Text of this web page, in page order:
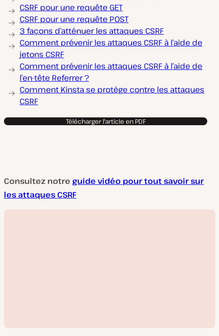
CSRF pour une requête GET
CSRF pour une requête POST
3 façons d’atténuer les attaques CSRF
Comment prévenir les attaques CSRF à l’aide de
jetons CSRF
Comment prévenir les attaques CSRF à l’aide de
l’en-tête Referrer ?
Comment Kinsta se protège contre les attaques
CSRF
Télécharger l'article en PDF
Consultez notre guide vidéo pour tout savoir sur
les attaques CSRF